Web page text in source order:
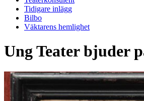
Tidigare inlägg
Bilbo
Väktarens hemlighet
Ung Teater bjuder